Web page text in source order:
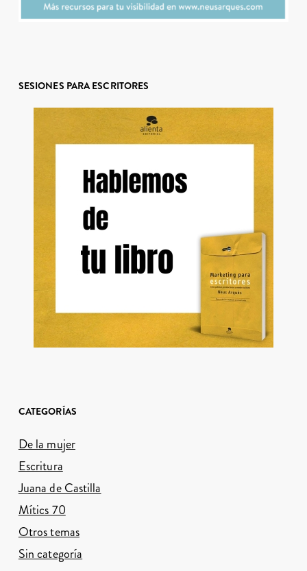
SESIONES PARA ESCRITORES
CATEGORÍAS
De la mujer
Escritura
Juana de Castilla
Mítics 70
Otros temas
Sin categoría